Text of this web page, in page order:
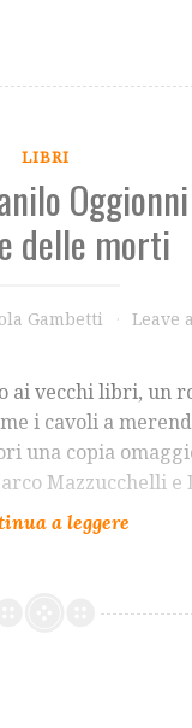
LIBRI
delle morti
Gambetti Leave
ai vecchi libri, un
i cavoli a
una copia
Mazzucchelli e